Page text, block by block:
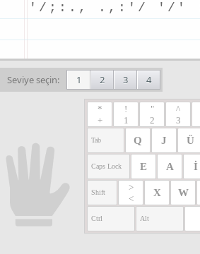
' / ; : . , . , : ' / ' / '
Seviye seçin: 1 2 3 4
*
+
!
1
"
2
^
3
Tab Q J Ü
Caps Lock E A İ
Shift
>
<
X W
Ctrl Alt